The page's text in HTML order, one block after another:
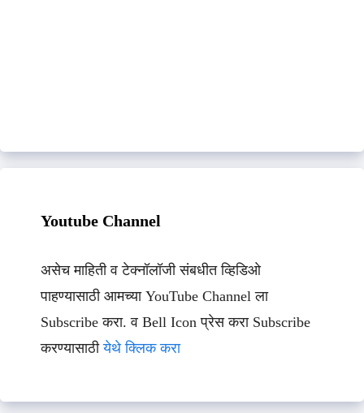
Youtube Channel
असेच माहिती व टेक्नॉलॉजी संबधीत व्हिडिओ
पाहण्यासाठी आमच्या YouTube Channel ला
Subscribe करा. व Bell Icon प्रेस करा Subscribe
करण्यासाठीयेथे क्लिक करा